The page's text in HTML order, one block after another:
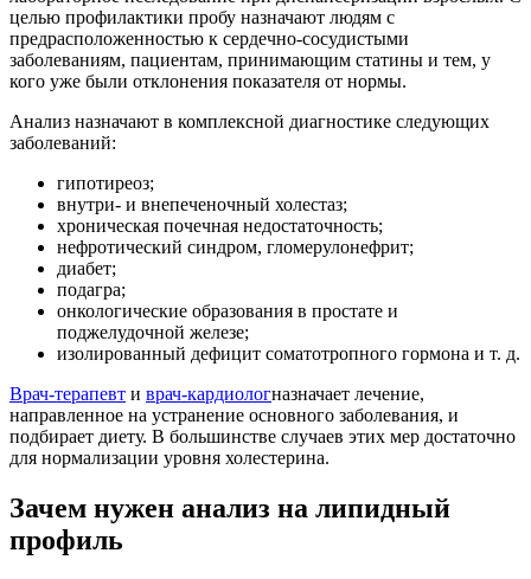
целью профилактики пробу назначают людям с
предрасположенностью к сердечно-сосудистыми
заболеваниям, пациентам, принимающим статины и тем, у
кого уже были отклонения показателя от нормы.
Анализ назначают в комплексной диагностике следующих
заболеваний:
гипотиреоз;
внутри- и внепеченочный холестаз;
хроническая почечная недостаточность;
нефротический синдром, гломерулонефрит;
диабет;
подагра;
онкологические образования в простате и
поджелудочной железе;
изолированный дефицит соматотропного гормона и т. д.
Врач-терапевт и врач-кардиологназначает лечение,
направленное на устранение основного заболевания, и
подбирает диету. В большинстве случаев этих мер достаточно
для нормализации уровня холестерина.
Зачем нужен анализ на липидный
профиль